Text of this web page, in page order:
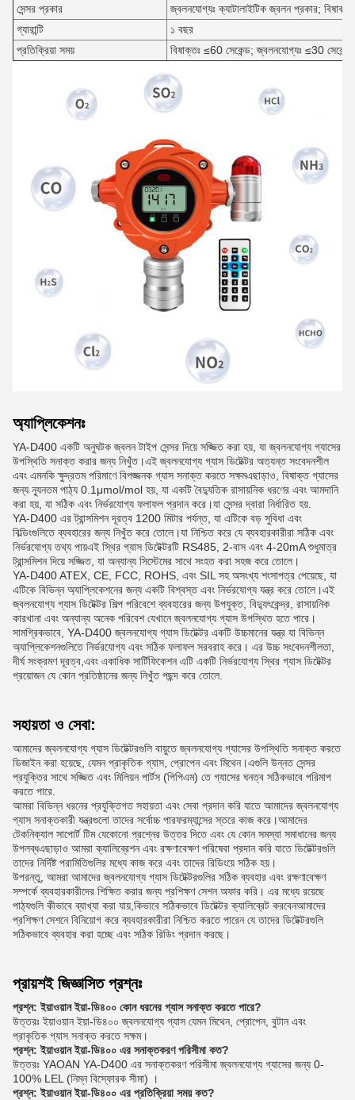
সেন্সর প্রকার
জ্বলনযোগ্যঃ ক্যাটালাইটিক জ্বলন প্রকার;
গ্যারান্টি
১ বছর
প্রতিক্রিয়া সময়
বিষাক্তঃ ≤60 সেকেন্ড; জ্বলনযোগ্যঃ ≤30 সেকেন্ড
অ্যাপ্লিকেশনঃ
YA-D400 একটি অনুঘটক জ্বলন টাইপ সেন্সর দিয়ে সজ্জিত করা হয়, যা জ্বলনযোগ্য গ্যাসের
উপস্থিতি সনাক্ত করার জন্য নিখুঁত।এই জ্বলনযোগ্য গ্যাস ডিটেক্টর অত্যন্ত সংবেদনশীল
এবং এমনকি ক্ষুদ্রতম পরিমাণে বিপজ্জনক গ্যাস সনাক্ত করতে সক্ষমএছাড়াও, বিষাক্ত গ্যাসের
জন্য ন্যূনতম পাঠ্য 0.1μmol/mol হয়, যা একটি বৈদ্যুতিক রাসায়নিক ধরণের এবং আমদানি
করা হয়, যা সঠিক এবং নির্ভরযোগ্য ফলাফল প্রদান করে।যা সেন্সর দ্বারা নির্ধারিত হয়.
YA-D400 এর ট্রান্সমিশন দূরত্ব 1200 মিটার পর্যন্ত, যা এটিকে বড় সুবিধা এবং
বিল্ডিংগুলিতে ব্যবহারের জন্য নিখুঁত করে তোলে।যা নিশ্চিত করে যে ব্যবহারকারীরা সঠিক এবং
নির্ভরযোগ্য তথ্য পায়এই স্থির গ্যাস ডিটেক্টরটি RS485, 2-বাস এবং 4-20mA শুধুমাত্র
ট্রান্সমিশন দিয়ে সজ্জিত, যা অন্যান্য সিস্টেমের সাথে সংহত করা সহজ করে তোলে।
YA-D400 ATEX, CE, FCC, ROHS, এবং SIL সহ অসংখ্য শংসাপত্র পেয়েছে, যা
এটিকে বিভিন্ন অ্যাপ্লিকেশনের জন্য একটি বিশ্বস্ত এবং নির্ভরযোগ্য যন্ত্র করে তোলে।এই
জ্বলনযোগ্য গ্যাস ডিটেক্টর শিল্প পরিবেশে ব্যবহারের জন্য উপযুক্ত, বিদ্যুৎকেন্দ্র, রাসায়নিক
কারখানা এবং অন্যান্য অনেক পরিবেশ যেখানে জ্বলনযোগ্য গ্যাস উপস্থিত হতে পারে।
সামগ্রিকভাবে, YA-D400 জ্বলনযোগ্য গ্যাস ডিটেক্টর একটি উচ্চমানের যন্ত্র যা বিভিন্ন
অ্যাপ্লিকেশনগুলিতে নির্ভরযোগ্য এবং সঠিক ফলাফল সরবরাহ করে। এর উচ্চ সংবেদনশীলতা,
দীর্ঘ সংক্রমণ দূরত্ব,এবং একাধিক সার্টিফিকেশন এটি একটি নির্ভরযোগ্য স্থির গ্যাস ডিটেক্টর
প্রয়োজন যে কোন প্রতিষ্ঠানের জন্য নিখুঁত পছন্দ করে তোলে.
সহায়তা ও সেবা:
আমাদের জ্বলনযোগ্য গ্যাস ডিটেক্টরগুলি বায়ুতে জ্বলনযোগ্য গ্যাসের উপস্থিতি সনাক্ত করতে
ডিজাইন করা হয়েছে, যেমন প্রাকৃতিক গ্যাস, প্রোপেন এবং মিথেন।এগুলি উন্নত সেন্সর
প্রযুক্তির সাথে সজ্জিত এবং মিলিয়ন পার্টস (পিপিএম) তে গ্যাসের ঘনত্ব সঠিকভাবে পরিমাপ
করতে পারে.
আমরা বিভিন্ন ধরনের প্রযুক্তিগত সহায়তা এবং সেবা প্রদান করি যাতে আমাদের জ্বলনযোগ্য
গ্যাস সনাক্তকারী যন্ত্রগুলো তাদের সর্বোচ্চ পারফরম্যান্সের স্তরে কাজ করে।আমাদের
টেকনিক্যাল সাপোর্ট টিম যেকোনো প্রশ্নের উত্তর দিতে এবং যে কোন সমস্যা সমাধানের জন্য
উপলব্ধএছাড়াও আমরা ক্যালিব্রেশন এবং রক্ষণাবেক্ষণ পরিষেবা প্রদান করি যাতে ডিটেক্টরগুলি
তাদের নির্দিষ্ট পরামিতিগুলির মধ্যে কাজ করে এবং তাদের রিডিংয়ে সঠিক হয়।
উপরন্তু, আমরা আমাদের জ্বলনযোগ্য গ্যাস ডিটেক্টরগুলির সঠিক ব্যবহার এবং রক্ষণাবেক্ষণ
সম্পর্কে ব্যবহারকারীদের শিক্ষিত করার জন্য প্রশিক্ষণ সেশন অফার করি। এর মধ্যে রয়েছে
পাঠ্যগুলি কীভাবে ব্যাখ্যা করা যায়,কিভাবে সঠিকভাবে ডিটেক্টর ক্যালিব্রেট করবেনআমাদের
প্রশিক্ষণ সেশনে বিনিয়োগ করে ব্যবহারকারীরা নিশ্চিত করতে পারেন যে তাদের ডিটেক্টরগুলি
সঠিকভাবে ব্যবহার করা হচ্ছে এবং সঠিক রিডিং প্রদান করছে।
প্রায়শই জিজ্ঞাসিত প্রশ্নঃ
প্রশ্ন: ইয়াওয়ান ইয়া-ডি৪০০ কোন ধরনের গ্যাস সনাক্ত করতে পারে?
উত্তরঃ ইয়াওয়ান ইয়া-ডি৪০০ জ্বলনযোগ্য গ্যাস যেমন মিথেন, প্রোপেন, বুটান এবং
প্রাকৃতিক গ্যাস সনাক্ত করতে সক্ষম।
প্রশ্ন: ইয়াওয়ান ইয়া-ডি৪০০ এর সনাক্তকরণ পরিসীমা কত?
উত্তরঃ YAOAN YA-D400 এর সনাক্তকরণ পরিসীমা জ্বলনযোগ্য গ্যাসের জন্য 0-
100% LEL (নিম্ন বিস্ফোরক সীমা) ।
প্রশ্ন: ইয়াওয়ান ইয়া-ডি৪০০ এর প্রতিক্রিয়া সময় কত?